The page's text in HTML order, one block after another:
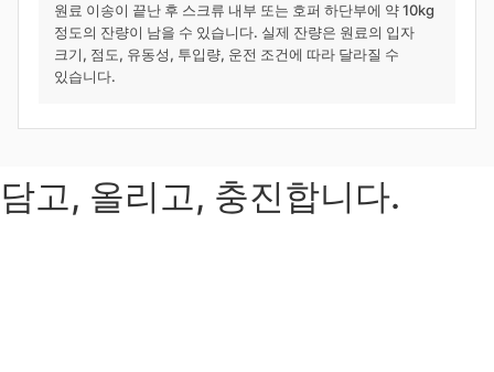
원료 이송이 끝난 후 스크류 내부 또는 호퍼 하단부에 약 10kg
정도의 잔량이 남을 수 있습니다. 실제 잔량은 원료의 입자
크기, 점도, 유동성, 투입량, 운전 조건에 따라 달라질 수
있습니다.
담고, 올리고, 충진합니다.